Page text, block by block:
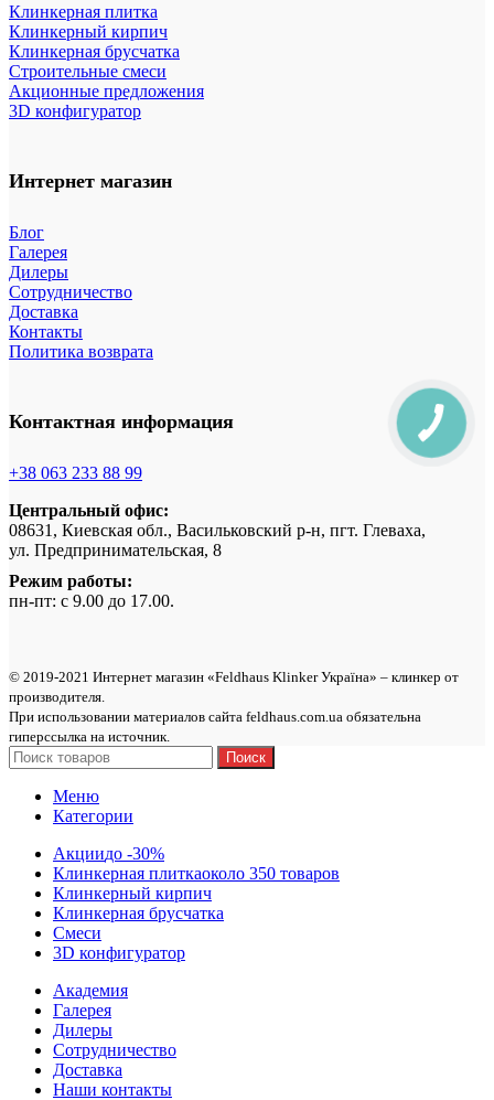
Клинкерная плитка
Клинкерный кирпич
Клинкерная брусчатка
Строительные смеси
Акционные предложения
3D конфигуратор
Интернет магазин
Блог
Галерея
Дилеры
Сотрудничество
Доставка
Контакты
Политика возврата
Контактная информация
+38 063 233 88 99
Центральный офис:
08631, Киевская обл., Васильковский р-н, пгт. Глеваха,
ул. Предпринимательская, 8
Режим работы:
пн-пт: с 9.00 до 17.00.
© 2019-2021 Интернет магазин «Feldhaus Klinker Україна» – клинкер от
производителя.
При использовании материалов сайта feldhaus.com.ua обязательна
гиперссылка на источник.
Поиск
Меню
Категории
Акциидо -30%
Клинкерная плиткаоколо 350 товаров
Клинкерный кирпич
Клинкерная брусчатка
Смеси
3D конфигуратор
Академия
Галерея
Дилеры
Сотрудничество
Доставка
Наши контакты